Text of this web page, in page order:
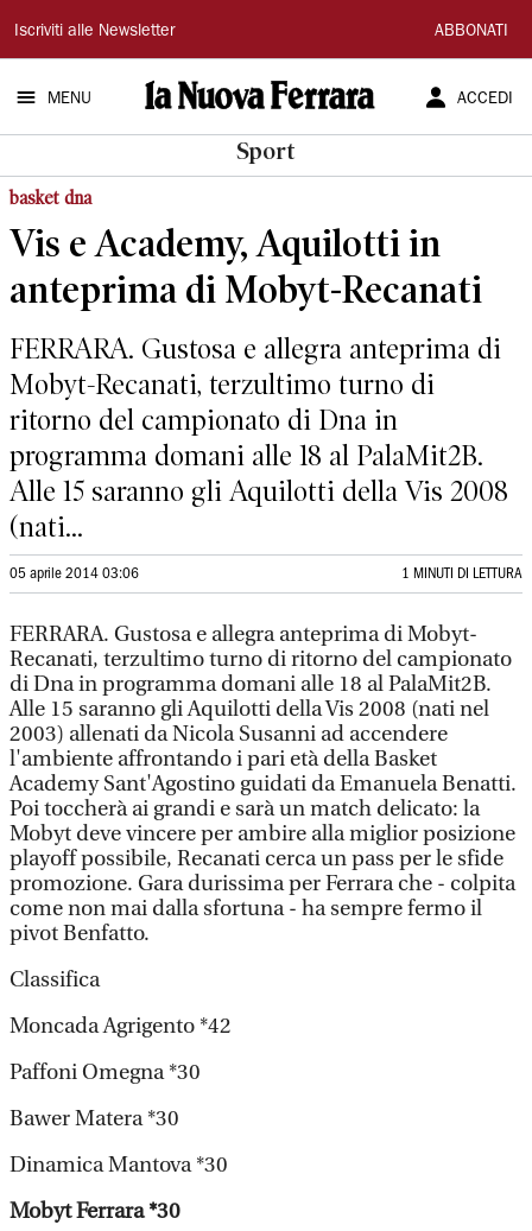
La
Nuova
Ferrara
Iscriviti alle Newsletter ABBONATI
MENU ACCEDI
Sport
basket dna
Vis e Academy, Aquilotti in
anteprima di Mobyt-Recanati
FERRARA. Gustosa e allegra anteprima di
Mobyt-Recanati, terzultimo turno di
ritorno del campionato di Dna in
programma domani alle 18 al PalaMit2B.
Alle 15 saranno gli Aquilotti della Vis 2008
(nati...
05 aprile 2014 03:06 1 MINUTI DI LETTURA
FERRARA. Gustosa e allegra anteprima di Mobyt-
Recanati, terzultimo turno di ritorno del campionato
di Dna in programma domani alle 18 al PalaMit2B.
Alle 15 saranno gli Aquilotti della Vis 2008 (nati nel
2003) allenati da Nicola Susanni ad accendere
l'ambiente affrontando i pari età della Basket
Academy Sant'Agostino guidati da Emanuela Benatti.
Poi toccherà ai grandi e sarà un match delicato: la
Mobyt deve vincere per ambire alla miglior posizione
playoff possibile, Recanati cerca un pass per le sfide
promozione. Gara durissima per Ferrara che - colpita
come non mai dalla sfortuna - ha sempre fermo il
pivot Benfatto.
Classifica
Moncada Agrigento *42
Paffoni Omegna *30
Bawer Matera *30
Dinamica Mantova *30
Mobyt Ferrara *30